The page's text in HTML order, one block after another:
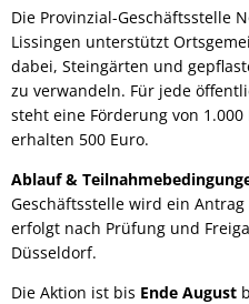
Die Provinzial-Geschäftsstelle
Lissingen unterstützt
dabei, Steingärten und
zu verwandeln. Für jede
steht eine Förderung von
erhalten 500 Euro.
Ablauf &
Geschäftsstelle wird ein
erfolgt nach Prüfung und
Düsseldorf.
Die Aktion ist bis Ende August